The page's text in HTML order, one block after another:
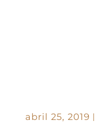
abril 25, 2019